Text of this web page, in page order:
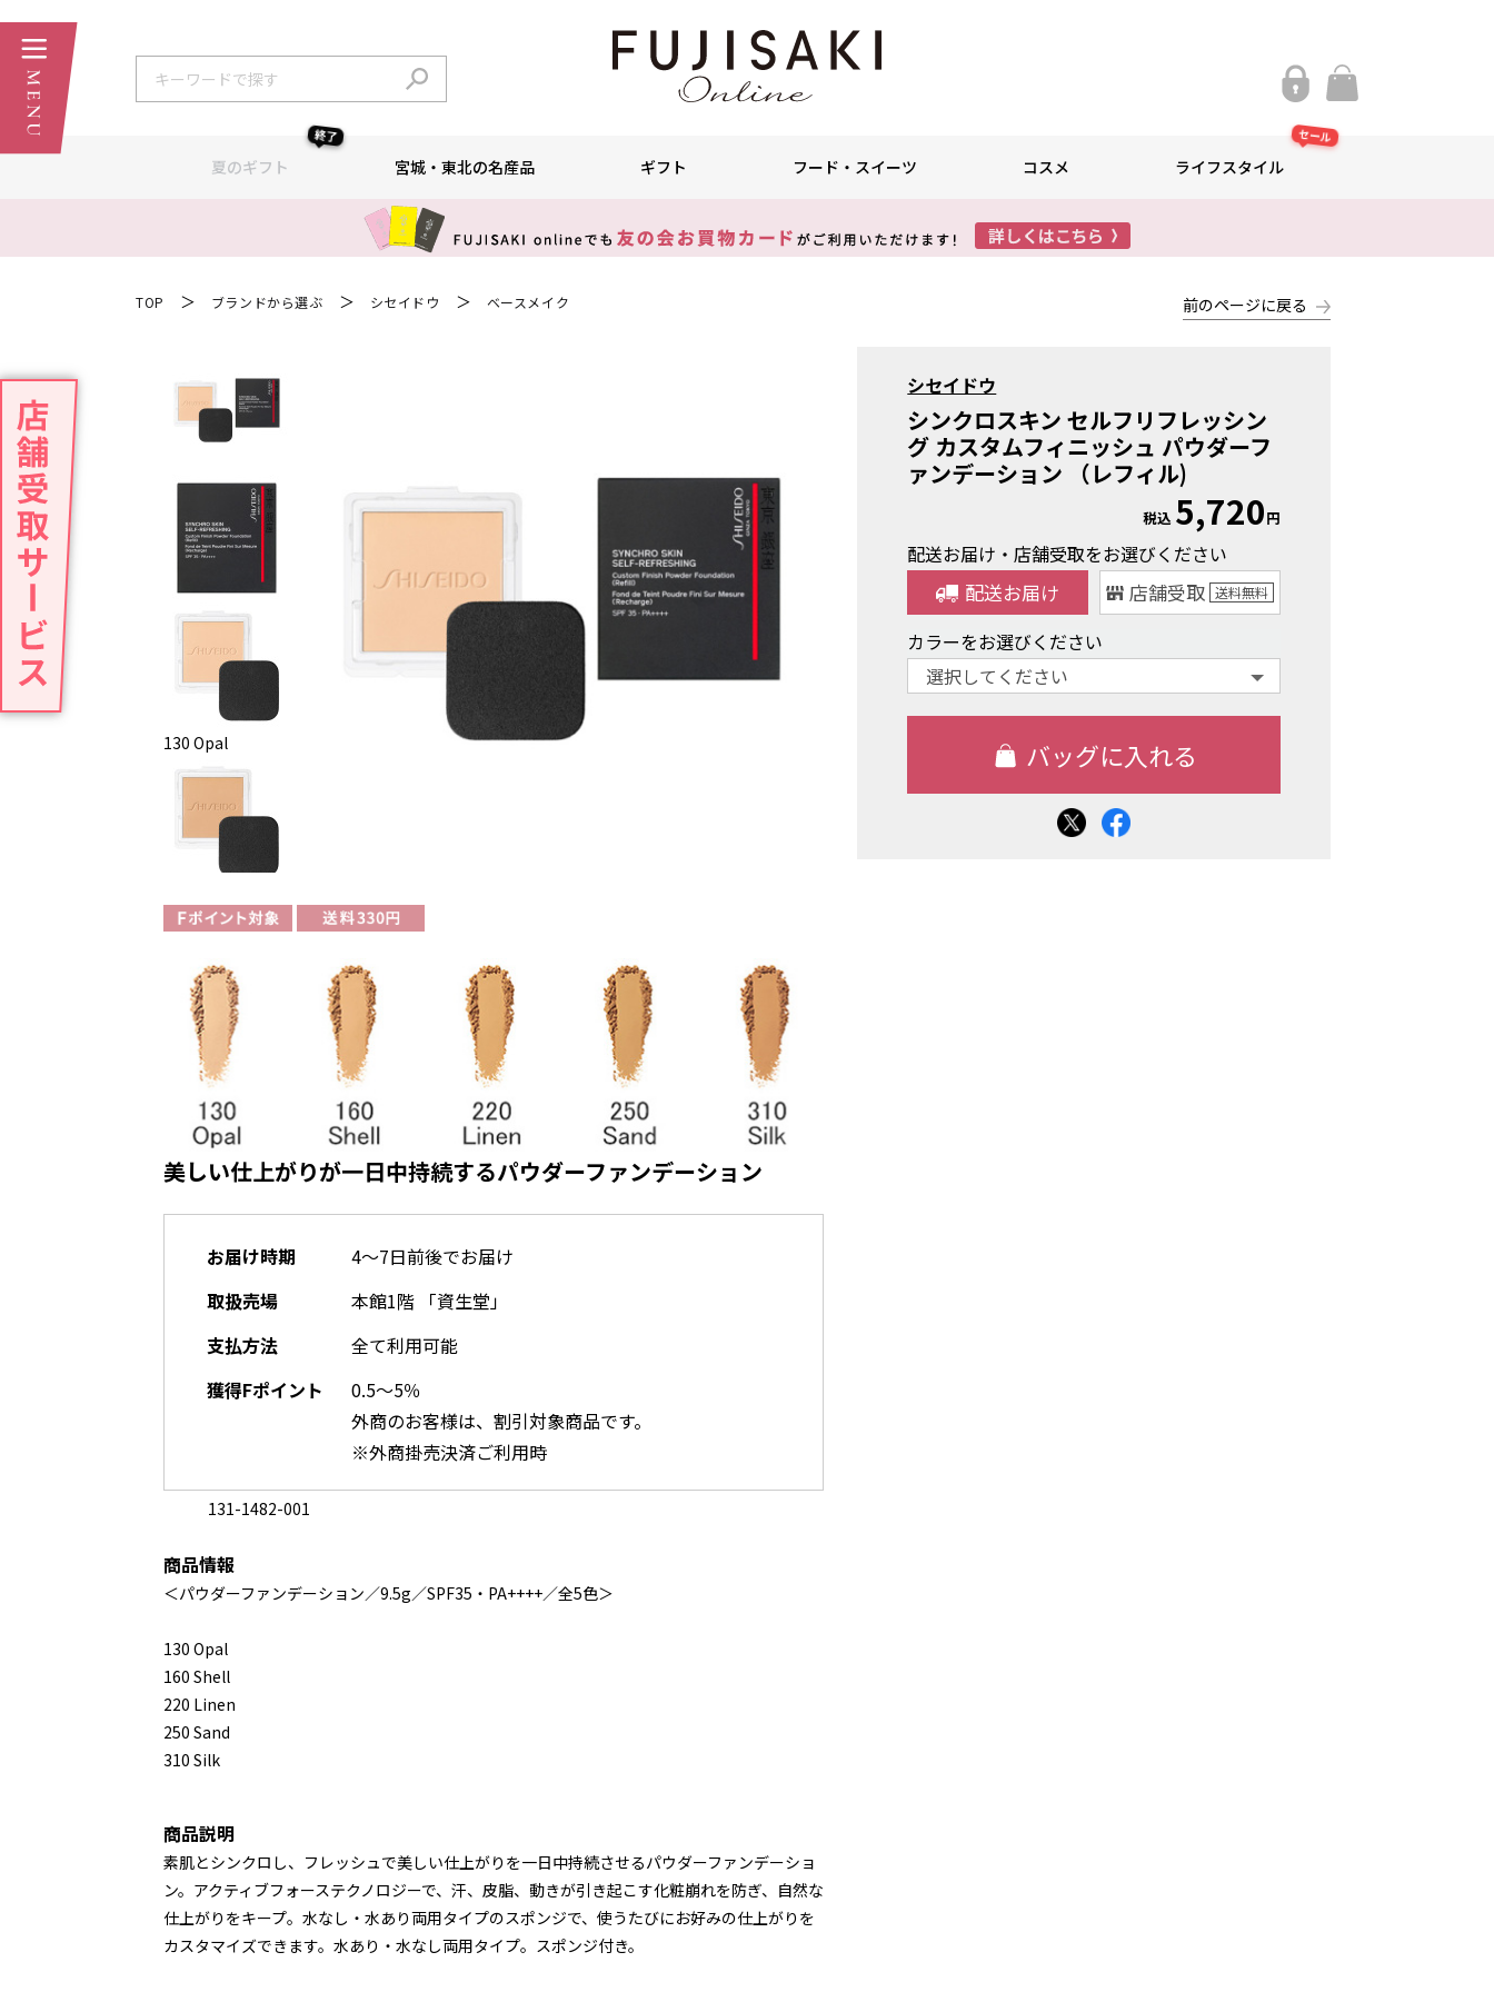
夏のギフト
終了
宮城・東北の名産品 ギフト フード・スイーツ コスメ ライフスタイル
セール
TOP ＞ ブランドから選ぶ ＞ シセイドウ ＞ ベースメイク 前のページに戻る
130 Opal
220 Linen
250 Sand
美しい仕上がりが一日中持続するパウダーファンデーション
お届け時期
4～7日前後でお届け
取扱売場
本館1階 「資生堂」
支払方法
全て利用可能
獲得Fポイント
0.5～5％
外商のお客様は、割引対象商品です。
※外商掛売決済ご利用時
131-1482-001
商品情報
＜パウダーファンデーション／9.5g／SPF35・PA++++／全5色＞
130 Opal
160 Shell
220 Linen
250 Sand
310 Silk
商品説明
素肌とシンクロし、フレッシュで美しい仕上がりを一日中持続させるパウダーファンデーショ
ン。アクティブフォーステクノロジーで、汗、皮脂、動きが引き起こす化粧崩れを防ぎ、自然な
仕上がりをキープ。水なし・水あり両用タイプのスポンジで、使うたびにお好みの仕上がりを
カスタマイズできます。水あり・水なし両用タイプ。スポンジ付き。
シセイドウ
シンクロスキン セルフリフレッシン
グ カスタムフィニッシュ パウダーフ
ァンデーション （レフィル)
税込 5,720円
配送お届け・店舗受取をお選びください
配送お届け 店舗受取 送料無料
カラーをお選びください